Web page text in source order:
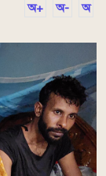
অ+ অ- অ